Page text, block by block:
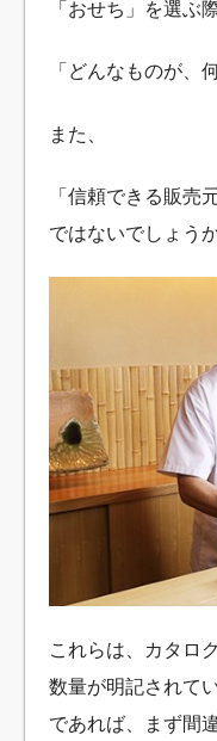
「おせち」を選ぶ
「どんなものが、
また、
「信頼できる販
ではないでしょう
これらは、カタロ
数量が明記されて
であれば、まず間